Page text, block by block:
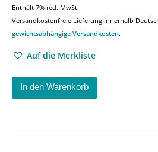
Enthält 7% red. MwSt.
Versandkostenfreie Lieferung innerhalb
gewichtsabhängige Versandkosten.
Auf die Merkliste
In den Warenkorb